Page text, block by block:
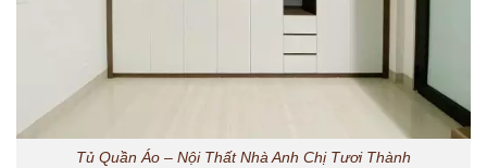
Tủ Quần Áo – Nội Thất Nhà Anh Chị Tươi Thành